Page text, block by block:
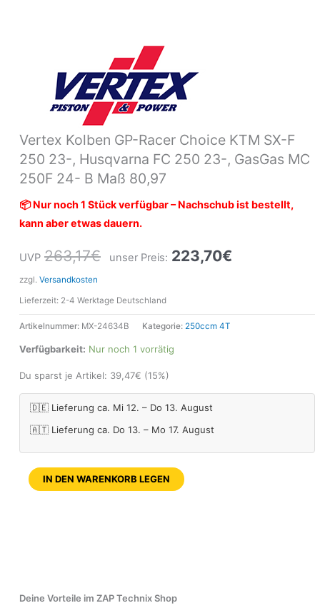
Vertex Kolben GP-Racer Choice KTM SX-F
250 23-, Husqvarna FC 250 23-, GasGas MC
250F 24- B Maß 80,97
📦 Nur noch 1 Stück verfügbar – Nachschub ist bestellt,
kann aber etwas dauern.
UVP 263,17€ unser Preis: 223,70€
zzgl. Versandkosten
Lieferzeit: 2-4 Werktage Deutschland
Artikelnummer: MX-24634B Kategorie: 250ccm 4T
Verfügbarkeit: Nur noch 1 vorrätig
Du sparst je Artikel: 39,47€ (15%)
🇩🇪 Lieferung ca. Mi 12. – Do 13. August
🇦🇹 Lieferung ca. Do 13. – Mo 17. August
IN DEN WARENKORB LEGEN
Deine Vorteile im ZAP Technix Shop